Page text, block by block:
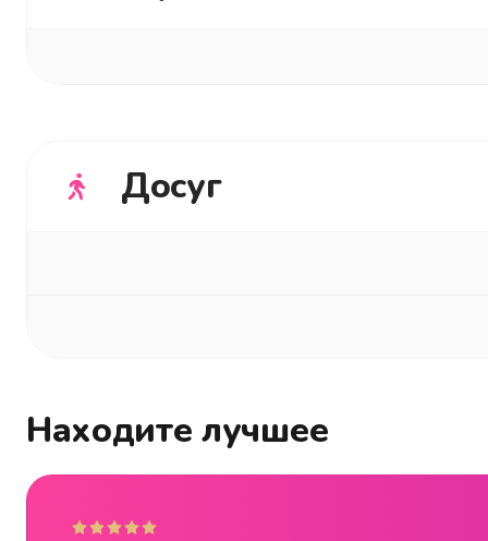
Досуг
Находите лучшее